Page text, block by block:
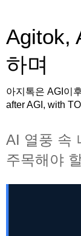
Agitok,
하며
아지톡은 AGI이
after AGI, with
AI 열풍 속
주목해야